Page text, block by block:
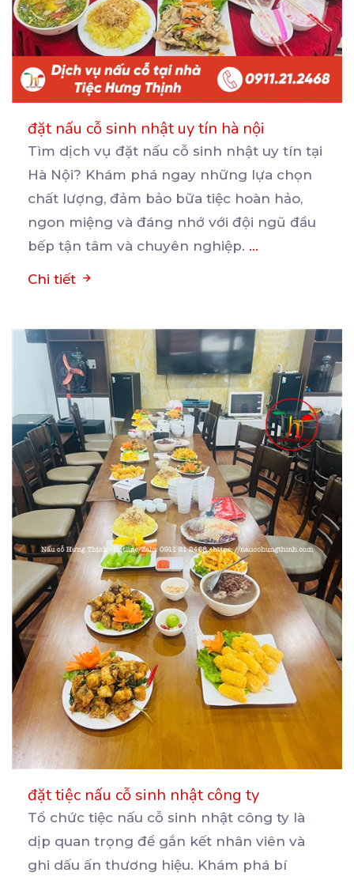
đặt nấu cỗ sinh nhật uy tín hà nội
Tìm dịch vụ đặt nấu cỗ sinh nhật uy tín tại
Hà Nội? Khám phá ngay những lựa chọn
chất lượng, đảm bảo bữa tiệc hoàn hảo,
ngon miệng và đáng nhớ với đội ngũ đầu
bếp tận tâm và chuyên nghiệp. ...
Chi tiết
đặt tiệc nấu cỗ sinh nhật công ty
Tổ chức tiệc nấu cỗ sinh nhật công ty là
dịp quan trọng để gắn kết nhân viên và
ghi dấu ấn thương hiệu. Khám phá bí